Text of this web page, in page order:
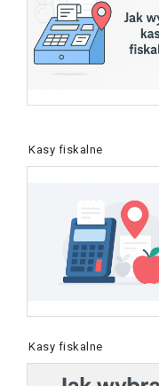
Kasy fiskalne
Kasy fiskalne